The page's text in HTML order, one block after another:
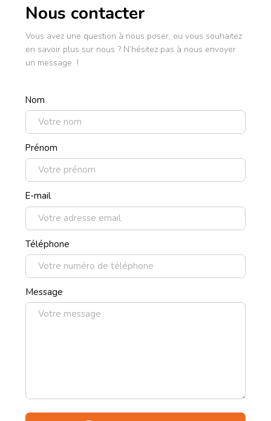
Nous contacter
Vous avez une question à nous poser, ou vous souhaitez
en savoir plus sur nous ? N’hésitez pas à nous envoyer
un message !
Nom
Prénom
E-mail
Téléphone
Message